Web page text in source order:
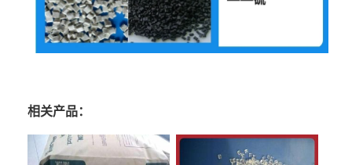
相关产品：